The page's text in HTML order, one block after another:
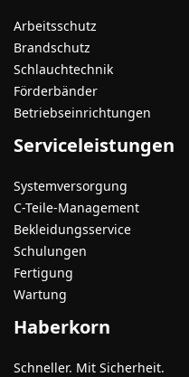
Arbeitsschutz
Brandschutz
Schlauchtechnik
Förderbänder
Betriebseinrichtungen
Serviceleistungen
Systemversorgung
C-Teile-Management
Bekleidungsservice
Schulungen
Fertigung
Wartung
Haberkorn
Schneller. Mit Sicherheit.